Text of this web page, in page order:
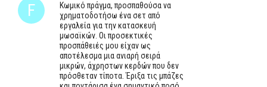
Κωμικό πράγμα, προσπαθούσα να
χρηματοδοτήσω ένα σετ από
εργαλεία για την κατασκευή
μωσαϊκών. Οι προσεκτικές
προσπάθειές μου είχαν ως
αποτέλεσμα μια ανιαρή σειρά
μικρών, άχρηστων κερδών που δεν
πρόσθεταν τίποτα. Έριξα τις μπάζες